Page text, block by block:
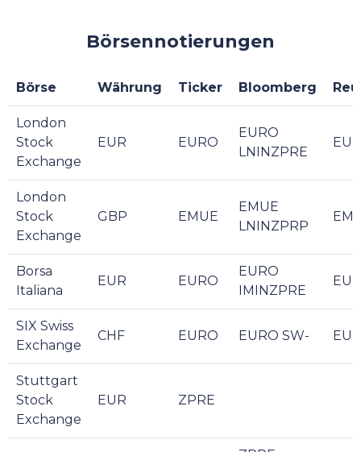
Börsennotierungen
Börse Währung Ticker Bloomberg
London
Stock
Exchange
EUR EURO
EURO
LNINZPRE
London
Stock
Exchange
GBP EMUE
EMUE
LNINZPRP
Borsa
Italiana
EUR EURO
EURO
IMINZPRE
SIX Swiss
Exchange
CHF EURO EURO SW-
Stuttgart
Stock
Exchange
EUR ZPRE